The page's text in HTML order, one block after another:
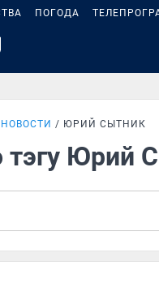
ПОГОДА
НОВОСТИ ЮРИЙ СЫТНИК
тэгу Юрий